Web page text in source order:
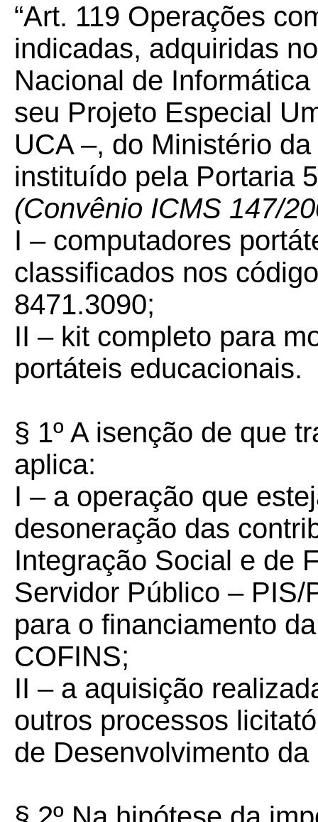
“Art. 119 Operações
indicadas, adquiridas
Nacional de
seu Projeto Especial
UCA –, do Ministério
instituído pela Portaria
(Convênio ICMS 147/
I – computadores
classificados nos
8471.3090;
II – kit completo para
portáteis educacionais.
§ 1º A isenção de que
aplica:
I – a operação que
desoneração das
Integração Social e de
Servidor Público – PIS/
para o financiamento
COFINS;
II – a aquisição
outros processos
de Desenvolvimento